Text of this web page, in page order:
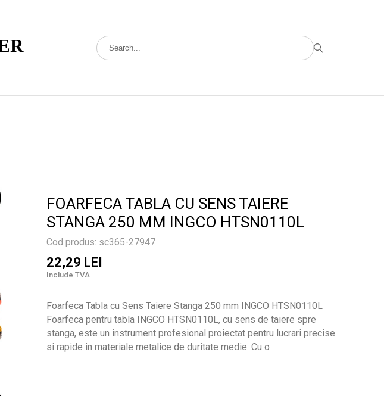
FOARFECA TABLA CU SENS TAIERE
STANGA 250 MM INGCO HTSN0110L
Cod produs: sc365-27947
22,29 LEI
Include TVA
Foarfeca Tabla cu Sens Taiere Stanga 250 mm INGCO HTSN0110L
Foarfeca pentru tabla INGCO HTSN0110L, cu sens de taiere spre
stanga, este un instrument profesional proiectat pentru lucrari precise
si rapide in materiale metalice de duritate medie. Cu o